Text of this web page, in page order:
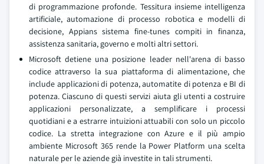
di programmazione profonde. Tessitura insieme intelligenza
artificiale, automazione di processo robotica e modelli di
decisione, Appians sistema fine-tunes compiti in finanza,
assistenza sanitaria, governo e molti altri settori.
Microsoft detiene una posizione leader nell'arena di basso
codice attraverso la sua piattaforma di alimentazione, che
include applicazioni di potenza, automatite di potenza e BI di
potenza. Ciascuno di questi servizi aiuta gli utenti a costruire
applicazioni personalizzate, a semplificare i processi
quotidiani e a estrarre intuizioni attuabili con solo un piccolo
codice. La stretta integrazione con Azure e il più ampio
ambiente Microsoft 365 rende la Power Platform una scelta
naturale per le aziende già investite in tali strumenti.